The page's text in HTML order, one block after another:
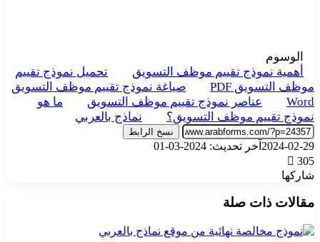
الوسوم
أهمية نموذج تقييم موظف التسويق
تحميل نموذج تقييم
موظف التسويق PDF
صياغة نموذج تقييم موظف التسويق
Word
عناصر نموذج تقييم موظف التسويق
ما هو
نموذج تقييم موظف التسويق؟
نماذج بالعربي
نسخ الرابط
2024-02-29 آخر تحديث: 2024-03-01
305
شاركها
مقالات ذات صلة